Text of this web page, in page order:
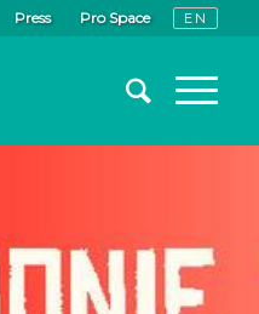
Press Pro Space